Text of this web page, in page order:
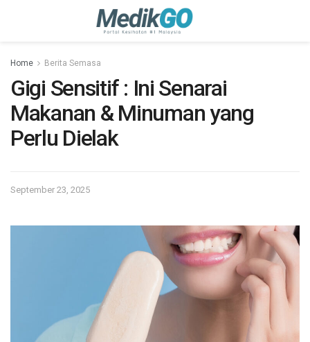
Home Berita Semasa
Gigi Sensitif : Ini Senarai
Makanan & Minuman yang
Perlu Dielak
September 23, 2025